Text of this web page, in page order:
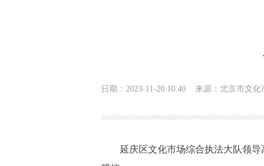
日期：2023-11-20 10:40 来源：北京市文化
延庆区文化市场综合执法大队领导